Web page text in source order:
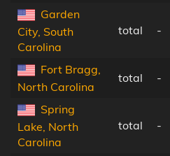
Garden
City, South
Carolina
total -
Fort Bragg,
North Carolina
total -
Spring
Lake, North
Carolina
total -